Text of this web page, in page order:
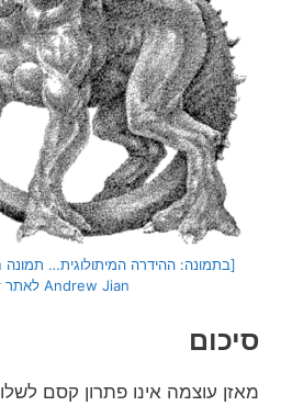
[בתמונה: ההידרה המיתולוגית… תמונה
Andrew Jian לאתר flickr]
סיכום
מאזן עוצמה אינו פתרון קסם